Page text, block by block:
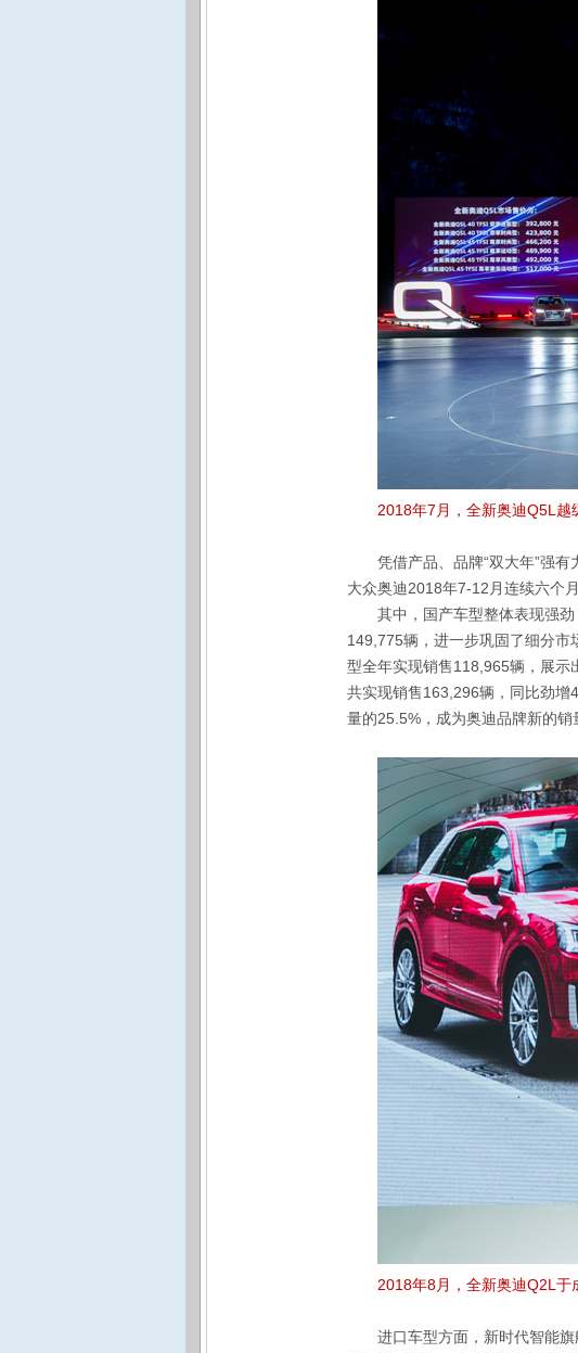
2018年7月，全新奥迪Q5L
凭借产品、品牌“双大年”强
大众奥迪2018年7-12月连续六个
其中，国产车型整体表现强
149,775辆，进一步巩固了细分
型全年实现销售118,965辆，展
共实现销售163,296辆，同比劲
量的25.5%，成为奥迪品牌新的销
2018年8月，全新奥迪Q2L
进口车型方面，新时代智能